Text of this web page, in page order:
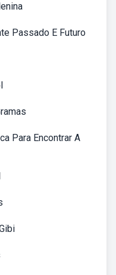
Passado E Futuro
Para Encontrar A